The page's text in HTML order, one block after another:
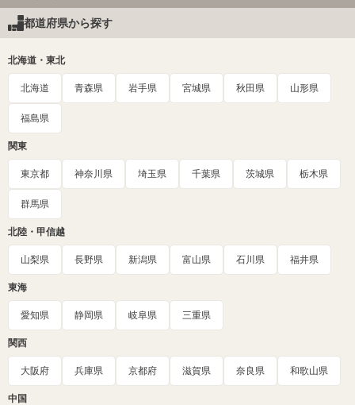
都道府県から探す
北海道・東北
北海道 青森県 岩手県 宮城県 秋田県 山形県
福島県
関東
東京都 神奈川県 埼玉県 千葉県 茨城県 栃木県
群馬県
北陸・甲信越
山梨県 長野県 新潟県 富山県 石川県 福井県
東海
愛知県 静岡県 岐阜県 三重県
関西
大阪府 兵庫県 京都府 滋賀県 奈良県 和歌山県
中国